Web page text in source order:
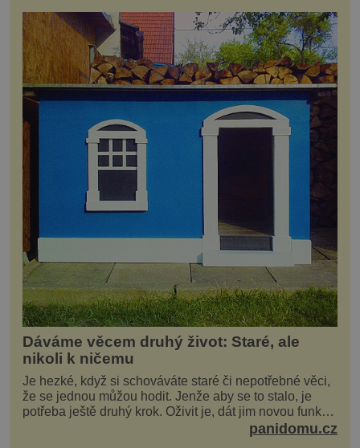
Dáváme věcem druhý život: Staré, ale
nikoli k ničemu
Je hezké, když si schováváte staré či nepotřebné věci,
že se jednou můžou hodit. Jenže aby se to stalo, je
potřeba ještě druhý krok. Oživit je, dát jim novou funkci
panidomu.cz